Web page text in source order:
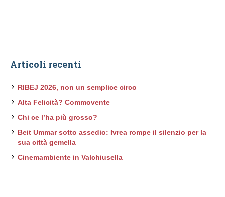
Articoli recenti
RIBEJ 2026, non un semplice circo
Alta Felicità? Commovente
Chi ce l’ha più grosso?
Beit Ummar sotto assedio: Ivrea rompe il silenzio per la
sua città gemella
Cinemambiente in Valchiusella